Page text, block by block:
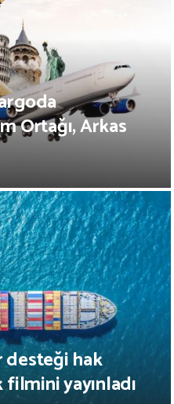
Ortağı, Arkas
desteği hak
yayınladı